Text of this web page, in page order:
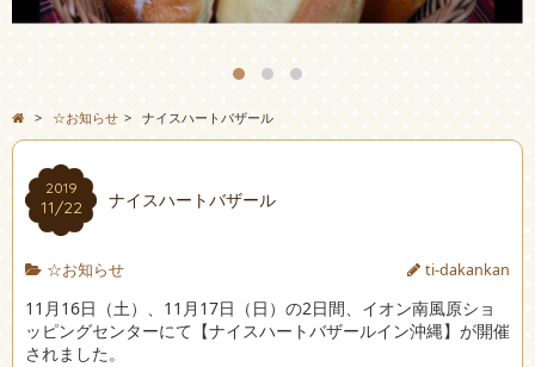
> ☆お知らせ > ナイスハートバザール
2019
11/22 ナイスハートバザール
☆お知らせ ti-dakankan
11月16日（土）、11月17日（日）の2日間、イオン南風原ショ
ッピングセンターにて【ナイスハートバザールイン沖縄】が開催
されました。